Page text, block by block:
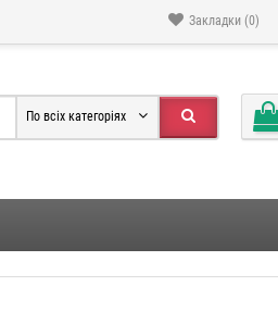
Закладки (0)
По всіх категоріях